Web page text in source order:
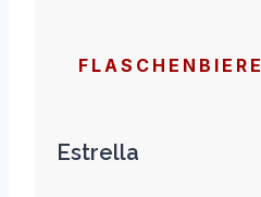
FLASCHENBIERE
Estrella